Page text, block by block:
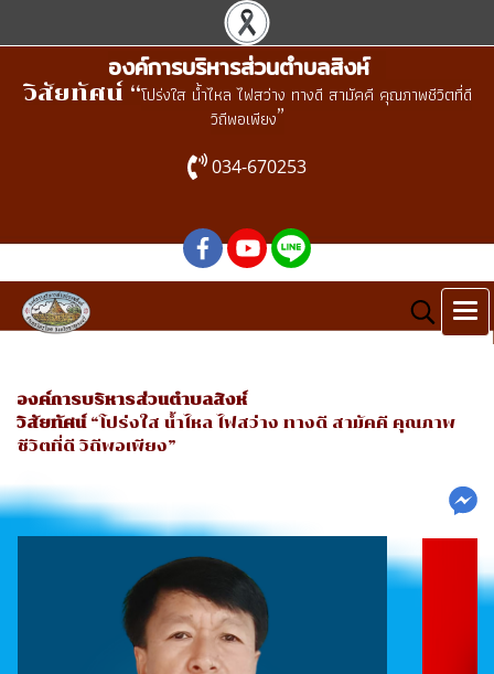
องค์การบริหารส่วนตำบลสิงห์
วิสัยทัศน์ “โปร่งใส น้ำไหล ไฟสว่าง ทางดี สามัคคี คุณภาพชีวิตที่ดี
วิถีพอเพียง”
034-670253
องค์การบริหารส่วนตำบลสิงห์
วิสัยทัศน์“โปร่งใส น้ำไหล ไฟสว่าง ทางดี สามัคคี คุณภาพ
ชีวิตที่ดี วิถีพอเพียง”